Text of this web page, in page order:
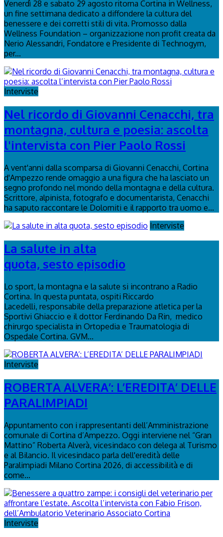
Venerdì 28 e sabato 29 agosto ritorna Cortina in Wellness,
un fine settimana dedicato a diffondere la cultura del
benessere e dei corretti stili di vita. Promosso dalla
Wellness Foundation – organizzazione non profit creata da
Nerio Alessandri, Fondatore e Presidente di Technogym,
per...
Interviste
Nel ricordo di Giovanni Cenacchi, tra
montagna, cultura e poesia: ascolta
l'intervista con Pier Paolo Rossi
A vent'anni dalla scomparsa di Giovanni Cenacchi, Cortina
d'Ampezzo rende omaggio a una figura che ha lasciato un
segno profondo nel mondo della montagna e della cultura.
Scrittore, alpinista, fotografo e documentarista, Cenacchi
ha saputo raccontare le Dolomiti e il rapporto tra uomo e...
Interviste
La salute in alta
quota, sesto episodio
Lo sport, la montagna e la salute si incontrano a Radio
Cortina. In questa puntata, ospiti Riccardo
Lacedelli, responsabile della preparazione atletica per la
Sportivi Ghiaccio e il dottor Ferdinando Da Rin, medico
chirurgo specialista in Ortopedia e Traumatologia di
Ospedale Cortina. GVM...
Interviste
ROBERTA ALVERA’: L’EREDITA’ DELLE
PARALIMPIADI
Appuntamento con i rappresentanti dell’Amministrazione
comunale di Cortina d’Ampezzo. Oggi interviene nel “Gran
Mattino” Roberta Alverà, vicesindaco con delega al Turismo
e al Bilancio. Il vicesindaco parla dell'eredità delle
Paralimpiadi Milano Cortina 2026, di accessibilità e di
come...
Interviste